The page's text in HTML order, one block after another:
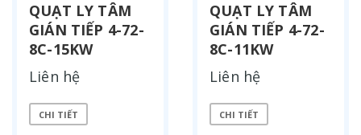
QUẠT LY TÂM
GIÁN TIẾP 4-72-
8C-15KW
Liên hệ
CHI TIẾT
QUẠT LY TÂM
GIÁN TIẾP 4-72-
8C-11KW
Liên hệ
CHI TIẾT